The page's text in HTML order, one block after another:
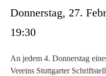
Donnerstag, 27.
19:30
An jedem 4. Donnerstag
Vereins Stuttgarter